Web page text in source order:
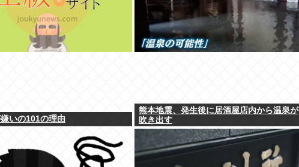
いの101の理由
熊本地震、発生後に居酒屋店内から温泉が
吹き出す